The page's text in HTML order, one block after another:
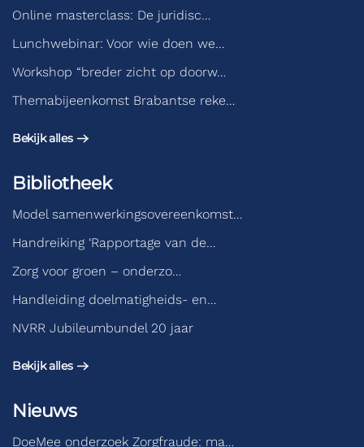
Online masterclass: De juridisc…
Lunchwebinar: Voor wie doen we…
Workshop “breder zicht op doorw…
Themabijeenkomst Brabantse reke…
Bekijk alles
Bibliotheek
Model samenwerkingsovereenkomst…
Handreiking ‘Rapportage van de…
Zorg voor groen – onderzo…
Handleiding doelmatigheids- en…
NVRR Jubileumbundel 20 jaar
Bekijk alles
Nieuws
DoeMee onderzoek Zorgfraude: ma…